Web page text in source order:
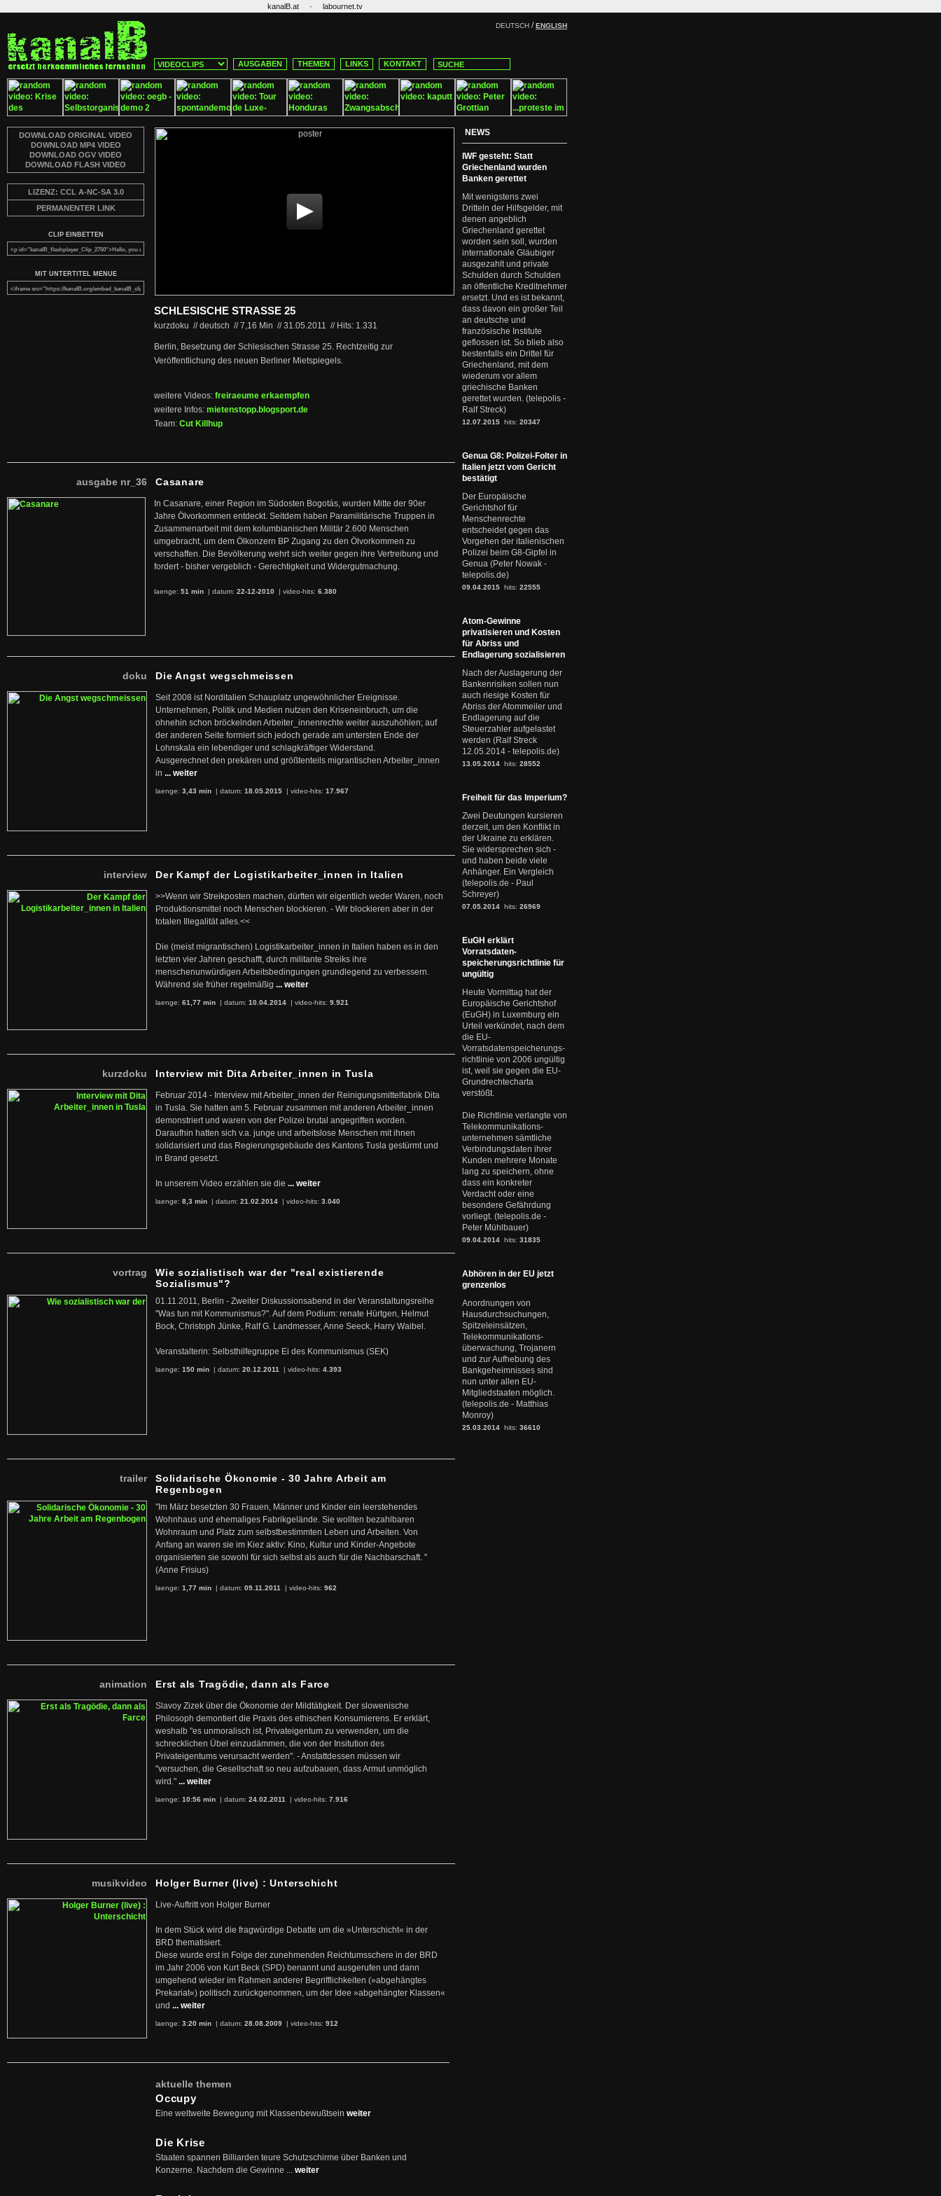
kanalB.at · labournet.tv
DEUTSCH /ENGLISH
AUSGABEN THEMEN LINKS KONTAKT
DOWNLOAD ORIGINAL VIDEO
DOWNLOAD MP4 VIDEO
DOWNLOAD OGV VIDEO
DOWNLOAD FLASH VIDEO
LIZENZ: CCL A-NC-SA 3.0
PERMANENTER LINK
CLIP EINBETTEN
MIT UNTERTITEL MENUE
SCHLESISCHE STRASSE 25
kurzdoku // deutsch //7,16 Min //31.05.2011 // Hits: 1.331
Berlin, Besetzung der Schlesischen Strasse 25. Rechtzeitig zur
Veröffentlichung des neuen Berliner Mietspiegels.
weitere Videos: freiraeume erkaempfen
weitere Infos: mietenstopp.blogsport.de
Team: Cut Killhup
ausgabe nr_36 Casanare
In Casanare, einer Region im Südosten Bogotás, wurden Mitte der 90er
Jahre Ölvorkommen entdeckt. Seitdem haben Paramilitärische Truppen in
Zusammenarbeit mit dem kolumbianischen Militär 2.600 Menschen
umgebracht, um dem Ölkonzern BP Zugang zu den Ölvorkommen zu
verschaffen. Die Bevölkerung wehrt sich weiter gegen ihre Vertreibung und
fordert - bisher vergeblich - Gerechtigkeit und Widergutmachung.
laenge: 51 min | datum: 22-12-2010 | video-hits: 6.380
doku Die Angst wegschmeissen
Seit 2008 ist Norditalien Schauplatz ungewöhnlicher Ereignisse.
Unternehmen, Politik und Medien nutzen den Kriseneinbruch, um die
ohnehin schon bröckelnden Arbeiter_innenrechte weiter auszuhöhlen; auf
der anderen Seite formiert sich jedoch gerade am untersten Ende der
Lohnskala ein lebendiger und schlagkräftiger Widerstand.
Ausgerechnet den prekären und größtenteils migrantischen Arbeiter_innen
in ... weiter
laenge: 3,43 min | datum: 18.05.2015 | video-hits: 17.967
interview Der Kampf der Logistikarbeiter_innen in Italien
>>Wenn wir Streikposten machen, dürften wir eigentlich weder Waren, noch
Produktionsmittel noch Menschen blockieren. - Wir blockieren aber in der
totalen Illegalität alles.<<
Die (meist migrantischen) Logistikarbeiter_innen in Italien haben es in den
letzten vier Jahren geschafft, durch militante Streiks ihre
menschenunwürdigen Arbeitsbedingungen grundlegend zu verbessern.
Während sie früher regelmäßig ... weiter
laenge: 61,77 min | datum: 10.04.2014 | video-hits: 9.921
kurzdoku Interview mit Dita Arbeiter_innen in Tusla
Februar 2014 - Interview mit Arbeiter_innen der Reinigungsmittelfabrik Dita
in Tusla. Sie hatten am 5. Februar zusammen mit anderen Arbeiter_innen
demonstriert und waren von der Polizei brutal angegriffen worden.
Daraufhin hatten sich v.a. junge und arbeitslose Menschen mit ihnen
solidarisiert und das Regierungsgebäude des Kantons Tusla gestürmt und
in Brand gesetzt.
In unserem Video erzählen sie die ... weiter
laenge: 8,3 min | datum: 21.02.2014 | video-hits: 3.040
vortrag
Wie sozialistisch war der "real existierende
Sozialismus"?
01.11.2011, Berlin - Zweiter Diskussionsabend in der Veranstaltungsreihe
"Was tun mit Kommunismus?". Auf dem Podium: renate Hürtgen, Helmut
Bock, Christoph Jünke, Ralf G. Landmesser, Anne Seeck, Harry Waibel.
Veranstalterin: Selbsthilfegruppe Ei des Kommunismus (SEK)
laenge: 150 min | datum: 20.12.2011 | video-hits: 4.393
trailer
Solidarische Ökonomie - 30 Jahre Arbeit am
Regenbogen
"Im März besetzten 30 Frauen, Männer und Kinder ein leerstehendes
Wohnhaus und ehemaliges Fabrikgelände. Sie wollten bezahlbaren
Wohnraum und Platz zum selbstbestimmten Leben und Arbeiten. Von
Anfang an waren sie im Kiez aktiv: Kino, Kultur und Kinder-Angebote
organisierten sie sowohl für sich selbst als auch für die Nachbarschaft. "
(Anne Frisius)
laenge: 1,77 min | datum: 09.11.2011 | video-hits: 962
animation Erst als Tragödie, dann als Farce
Slavoy Zizek über die Ökonomie der Mildtätigkeit. Der slowenische
Philosoph demontiert die Praxis des ethischen Konsumierens. Er erklärt,
weshalb "es unmoralisch ist, Privateigentum zu verwenden, um die
schrecklichen Übel einzudämmen, die von der Insitution des
Privateigentums verursacht werden". - Anstattdessen müssen wir
"versuchen, die Gesellschaft so neu aufzubauen, dass Armut unmöglich
wird." ... weiter
laenge: 10:56 min | datum: 24.02.2011 | video-hits: 7.916
musikvideo Holger Burner (live) : Unterschicht
Live-Auftritt von Holger Burner
In dem Stück wird die fragwürdige Debatte um die »Unterschicht« in der
BRD thematisiert.
Diese wurde erst in Folge der zunehmenden Reichtumsschere in der BRD
im Jahr 2006 von Kurt Beck (SPD) benannt und ausgerufen und dann
umgehend wieder im Rahmen anderer Begrifflichkeiten (»abgehängtes
Prekariat«) politisch zurückgenommen, um der Idee »abgehängter Klassen«
und ... weiter
laenge: 3:20 min | datum: 28.08.2009 | video-hits: 912
aktuelle themen
Occupy
Eine weltweite Bewegung mit Klassenbewußtsein weiter
Die Krise
Staaten spannen Billiarden teure Schutzschirme über Banken und
Konzerne. Nachdem die Gewinne ... weiter
NEWS
IWF gesteht: Statt
Griechenland wurden
Banken gerettet
Mit wenigstens zwei
Dritteln der Hilfsgelder, mit
denen angeblich
Griechenland gerettet
worden sein soll, wurden
internationale Gläubiger
ausgezahlt und private
Schulden durch Schulden
an öffentliche Kreditnehmer
ersetzt. Und es ist bekannt,
dass davon ein großer Teil
an deutsche und
französische Institute
geflossen ist. So blieb also
bestenfalls ein Drittel für
Griechenland, mit dem
wiederum vor allem
griechische Banken
gerettet wurden. (telepolis -
Ralf Streck)
12.07.2015 hits: 20347
Genua G8: Polizei-Folter in
Italien jetzt vom Gericht
bestätigt
Der Europäische
Gerichtshof für
Menschenrechte
entscheidet gegen das
Vorgehen der italienischen
Polizei beim G8-Gipfel in
Genua (Peter Nowak -
telepolis.de)
09.04.2015 hits: 22555
Atom-Gewinne
privatisieren und Kosten
für Abriss und
Endlagerung sozialisieren
Nach der Auslagerung der
Bankenrisiken sollen nun
auch riesige Kosten für
Abriss der Atommeiler und
Endlagerung auf die
Steuerzahler aufgelastet
werden (Ralf Streck
12.05.2014 - telepolis.de)
13.05.2014 hits: 28552
Freiheit für das Imperium?
Zwei Deutungen kursieren
derzeit, um den Konflikt in
der Ukraine zu erklären.
Sie widersprechen sich -
und haben beide viele
Anhänger. Ein Vergleich
(telepolis.de - Paul
Schreyer)
07.05.2014 hits: 26969
EuGH erklärt
Vorratsdaten-
speicherungsrichtlinie für
ungültig
Heute Vormittag hat der
Europäische Gerichtshof
(EuGH) in Luxemburg ein
Urteil verkündet, nach dem
die EU-
Vorratsdatenspeicherungs-
richtlinie von 2006 ungültig
ist, weil sie gegen die EU-
Grundrechtecharta
verstößt.
Die Richtlinie verlangte von
Telekommunikations-
unternehmen sämtliche
Verbindungsdaten ihrer
Kunden mehrere Monate
lang zu speichern, ohne
dass ein konkreter
Verdacht oder eine
besondere Gefährdung
vorliegt. (telepolis.de -
Peter Mühlbauer)
09.04.2014 hits: 31835
Abhören in der EU jetzt
grenzenlos
Anordnungen von
Hausdurchsuchungen,
Spitzeleinsätzen,
Telekommunikations-
überwachung, Trojanern
und zur Aufhebung des
Bankgeheimnisses sind
nun unter allen EU-
Mitgliedstaaten möglich.
(telepolis.de - Matthias
Monroy)
25.03.2014 hits: 36610